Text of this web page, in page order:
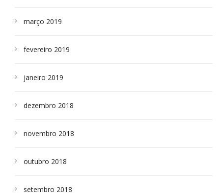
março 2019
fevereiro 2019
janeiro 2019
dezembro 2018
novembro 2018
outubro 2018
setembro 2018